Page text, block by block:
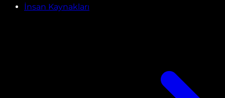
İnsan Kaynakları